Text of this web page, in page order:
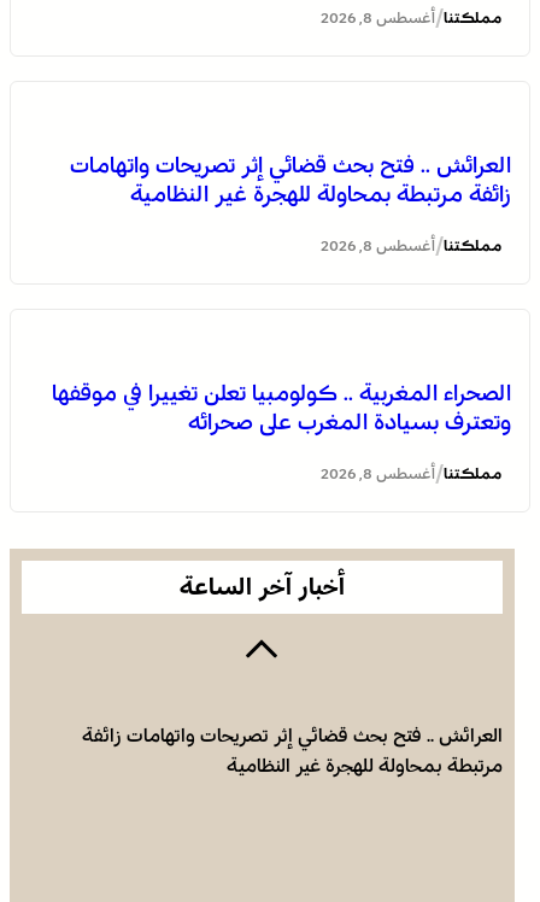
مملكتنا/ أغسطس 8, 2026
العرائش .. فتح بحث قضائي إثر تصريحات واتهامات
زائفة مرتبطة بمحاولة للهجرة غير النظامية
مملكتنا/ أغسطس 8, 2026
الصحراء المغربية .. كولومبيا تعلن تغييرا في موقفها
وتعترف بسيادة المغرب على صحرائه
مملكتنا/ أغسطس 8, 2026
أخبار آخر الساعة
برقية تعزية ومواساة من أسرة جريدة “مملكتنا” إلى الأستاذ
المرحوم مُّحمد العمراني
العرائش .. فتح بحث قضائي إثر تصريحات واتهامات زائفة
مرتبطة بمحاولة للهجرة غير النظامية